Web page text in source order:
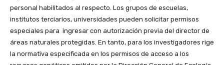
personal habilitados al respecto. Los grupos de escuelas,
institutos terciarios, universidades pueden solicitar permisos
especiales para ingresar con autorización previa del director de
áreas naturales protegidas. En tanto, para los investigadores rige
la normativa especificada en los permisos de acceso a los